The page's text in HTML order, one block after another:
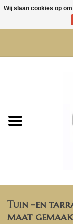
Horeca meubels
Bartafels
Tuin -en
maat
Wij slaan cookies op